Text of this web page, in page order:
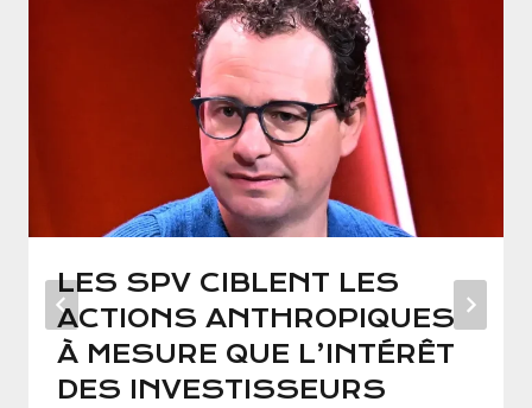
LES SPV CIBLENT LES
ACTIONS ANTHROPIQUES
À MESURE QUE L’INTÉRÊT
DES INVESTISSEURS